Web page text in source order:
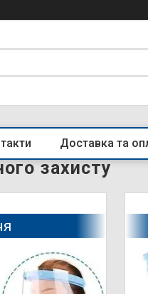
Доставка та
захисту